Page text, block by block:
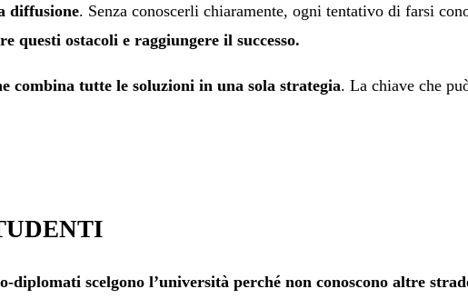
diffusione. Senza conoscerli chiaramente, ogni tentativo di farsi
questi ostacoli e raggiungere il successo.
combina tutte le soluzioni in una sola strategia. La chiave che
diplomati scelgono l’università perché non conoscono altre